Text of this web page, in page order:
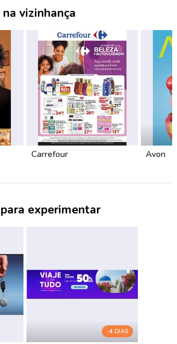
vizinhança
Carrefour Avon
experimentar
-4 DIAS